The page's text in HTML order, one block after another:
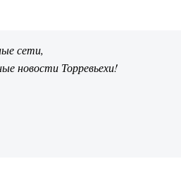
сети,
новости Торревьехи!